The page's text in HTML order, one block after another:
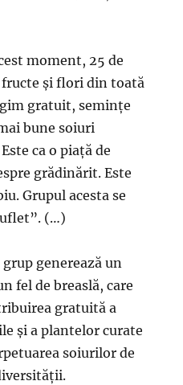
moment, 25 de
şi flori din toată
gratuit, seminţe
bune soiuri
ca o piaţă de
grădinărit. Este
Grupul acesta se
(…)
generează un
fel de breaslă, care
gratuită a
şi a plantelor curate
soiurilor de